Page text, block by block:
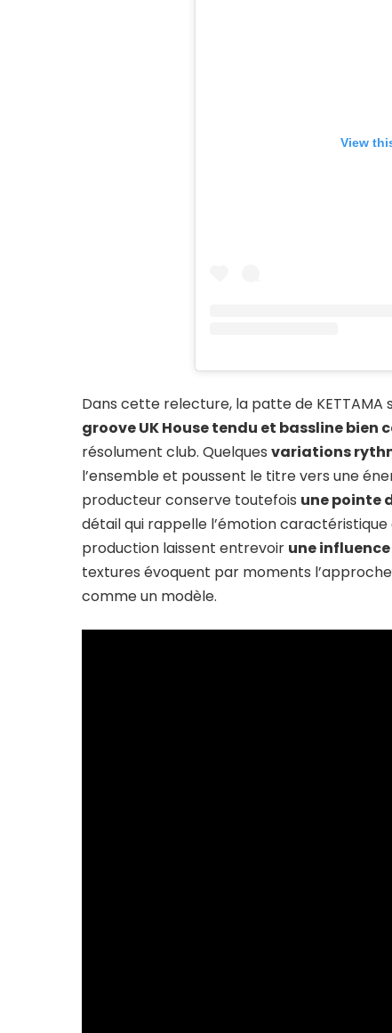
View
Dans cette relecture, la patte de
groove UK House tendu et bassline bien
résolument club. Quelquesvariations
l’ensemble et poussent le titre vers une
producteur conserve toutefois une pointe
détail qui rappelle l’émotion
production laissent entrevoir une
textures évoquent par moments
comme un modèle.